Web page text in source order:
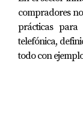
necesaria y
que se sienta
Si deseas
Cifre, experto
compradores
prácticas para
telefónica,
todo con